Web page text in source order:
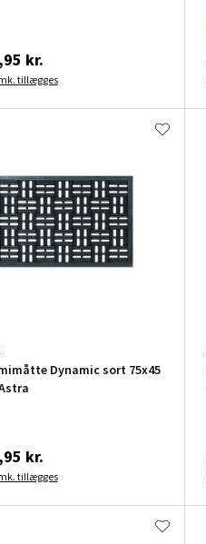
kr.
tillægges
Dynamic sort 75x45
kr.
tillægges